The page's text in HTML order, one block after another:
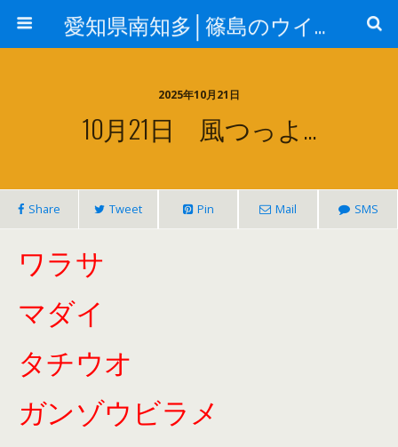
愛知県南知多│篠島のウイングはジギング&エギングガイドの釣り船（ルアー船）です
2025年10月21日
10月21日 風つっよ…
Share Tweet Pin Mail SMS
ワラサ
マダイ
タチウオ
ガンゾウビラメ